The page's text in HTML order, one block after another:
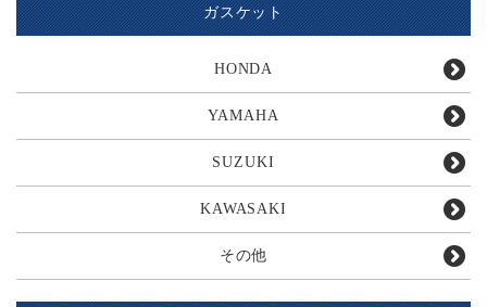
ガスケット
HONDA
YAMAHA
SUZUKI
KAWASAKI
その他